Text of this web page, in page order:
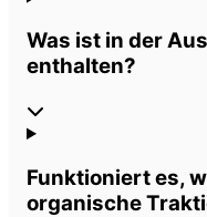
Was ist in der
enthalten?
Funktioniert es,
organische